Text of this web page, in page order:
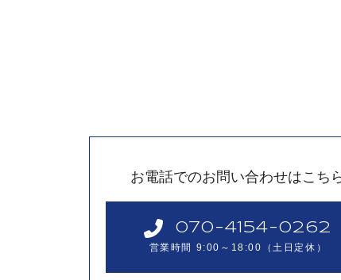
お電話でのお問い合わせはこち
070-4154-0262
営業時間 9:00～18:00 （土日定休）